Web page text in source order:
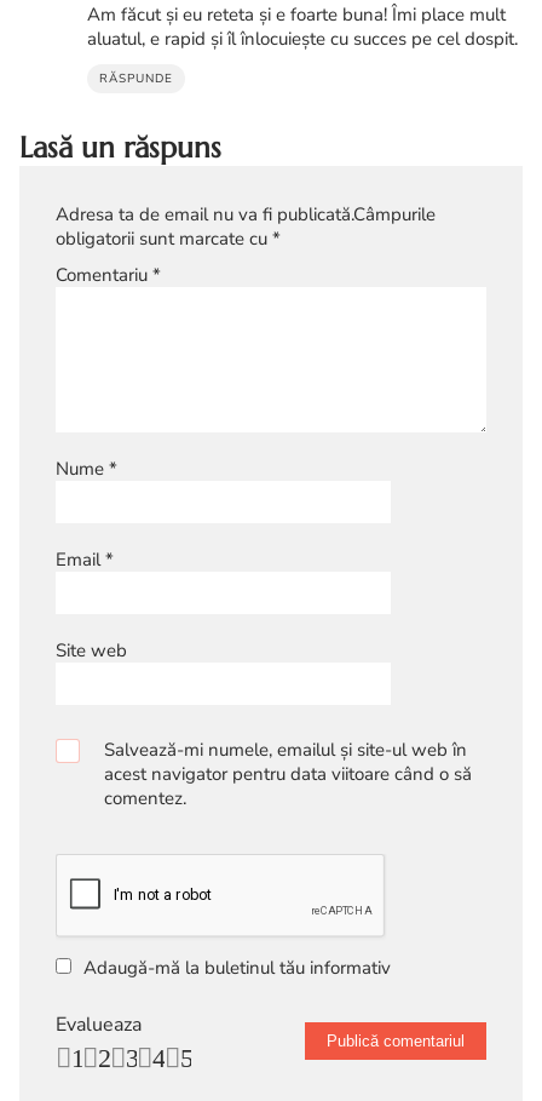
Am făcut și eu reteta și e foarte buna! Îmi place mult
aluatul, e rapid și îl înlocuiește cu succes pe cel dospit.
RĂSPUNDE
Lasă un răspuns
Adresa ta de email nu va fi publicată.Câmpurile
obligatorii sunt marcate cu *
Comentariu *
Nume *
Email*
Site web
Salvează-mi numele, emailul și site-ul web în
acest navigator pentru data viitoare când o să
comentez.
Adaugă-mă la buletinul tău informativ
Evalueaza
5
4
3
2
1